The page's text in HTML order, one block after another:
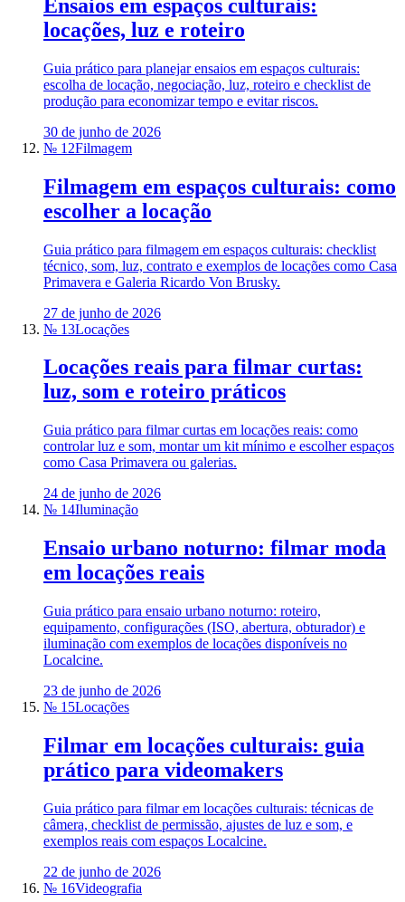
Ensaios em espaços culturais:
locações, luz e roteiro
Guia prático para planejar ensaios em espaços culturais:
escolha de locação, negociação, luz, roteiro e checklist de
produção para economizar tempo e evitar riscos.
30 de junho de 2026
№ 12Filmagem
Filmagem em espaços culturais: como
escolher a locação
Guia prático para filmagem em espaços culturais: checklist
técnico, som, luz, contrato e exemplos de locações como Casa
Primavera e Galeria Ricardo Von Brusky.
27 de junho de 2026
№ 13Locações
Locações reais para filmar curtas:
luz, som e roteiro práticos
Guia prático para filmar curtas em locações reais: como
controlar luz e som, montar um kit mínimo e escolher espaços
como Casa Primavera ou galerias.
24 de junho de 2026
№ 14Iluminação
Ensaio urbano noturno: filmar moda
em locações reais
Guia prático para ensaio urbano noturno: roteiro,
equipamento, configurações (ISO, abertura, obturador) e
iluminação com exemplos de locações disponíveis no
Localcine.
23 de junho de 2026
№ 15Locações
Filmar em locações culturais: guia
prático para videomakers
Guia prático para filmar em locações culturais: técnicas de
câmera, checklist de permissão, ajustes de luz e som, e
exemplos reais com espaços Localcine.
22 de junho de 2026
№ 16Videografia